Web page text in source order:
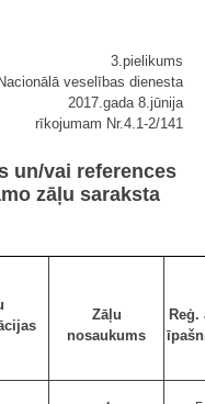
3.pielikums
Nacionālā veselības dienesta
2017.gada 8.jūnija
rīkojumam Nr.4.1-2/141
un/vai references
zāļu saraksta
Zāļu
nosaukums
Reģ.